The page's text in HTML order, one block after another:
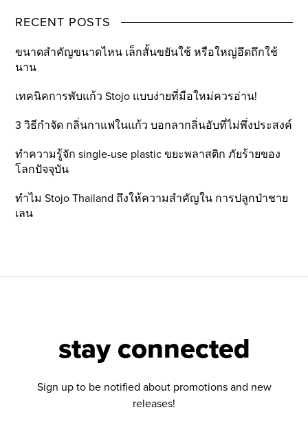
RECENT POSTS
ขนาดสำคัญขนาดไหน เล็กสั้นขยันใช้ หรือใหญ่อึดถึกใช้
นาน
เทคนิคการพับแก้ว Stojo แบบง่ายที่มือใหม่ควรอ่าน!
3 วิธีกำจัด กลิ่นกาแฟในแก้ว บอกลากลิ่นอับที่ไม่พึ่งประสงค์
ทำความรู้จัก single-use plastic ขยะพลาสติก ภัยร้ายของ
โลกปัจจุบัน
ทำไม Stojo Thailand ถึงให้ความสำคัญใน การปลูกป่าชาย
เลน
stay connected
Sign up to be notified about promotions and new
releases!